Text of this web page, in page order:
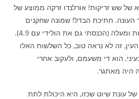
של שש זריקות! אורלנדו זרקה ממוצע של
העונה. חתיכת הבדל! שמונה שחקנים
בבוסטון זורקים חמש שלשות ומעלה (הכנסתי גם את הולידי עם 4.9).
זה לא נראה טוב, כל השלשות האלו
הוא די משעמם, ולעקוב אחרי
היה מאתגר.
עונת שיוט שכזו, היא היכולת לתת